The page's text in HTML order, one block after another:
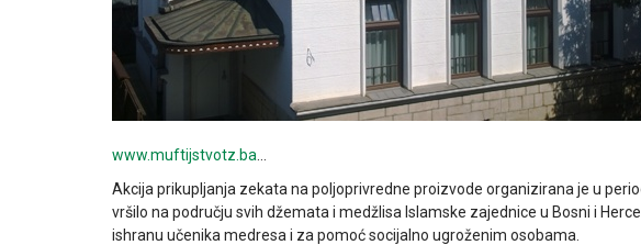
www.muftijstvotz.ba
Akcija prikupljanja zekata na poljoprivredne proizvode organizirana je u
vršilo na području svih džemata i medžlisa Islamske zajednice u Bosni i
ishranu učenika medresa i za pomoć socijalno ugroženim osobama.